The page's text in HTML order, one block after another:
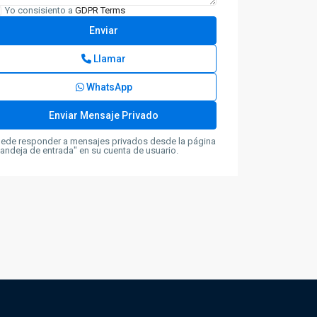
Yo consisiento a GDPR Terms
Llamar
WhatsApp
responder a mensajes privados desde la página
de entrada" en su cuenta de usuario.